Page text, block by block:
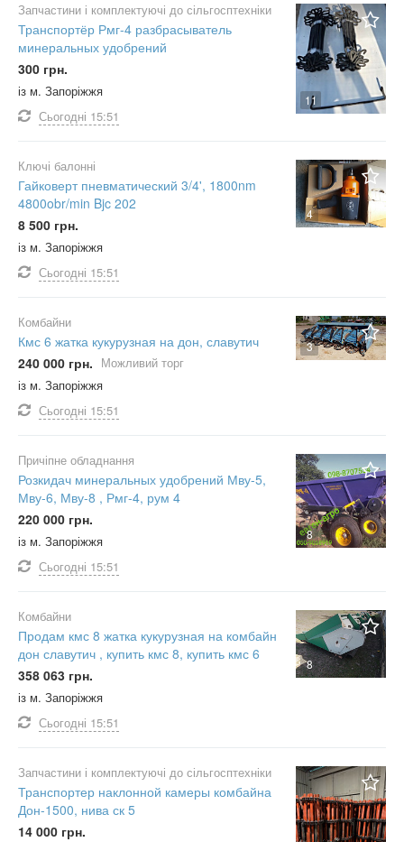
11
Запчастини і комплектуючі до сільгосптехніки
Транспортёр Рмг-4 разбрасыватель
минеральных удобрений
300 грн.
із м. Запоріжжя
Сьогодні 15:51
4
Ключі балонні
Гайковерт пневматический 3/4', 1800nm
4800obr/min Bjc 202
8 500 грн.
із м. Запоріжжя
Сьогодні 15:51
3
Комбайни
Кмс 6 жатка кукурузная на дон, славутич
240 000 грн. Можливий торг
із м. Запоріжжя
Сьогодні 15:51
8
Причіпне обладнання
Розкидач минеральных удобрений Мву-5,
Мву-6, Мву-8 , Рмг-4, рум 4
220 000 грн.
із м. Запоріжжя
Сьогодні 15:51
8
Комбайни
Продам кмс 8 жатка кукурузная на комбайн
дон славутич , купить кмс 8, купить кмс 6
358 063 грн.
із м. Запоріжжя
Сьогодні 15:51
Запчастини і комплектуючі до сільгосптехніки
Транспортер наклонной камеры комбайна
Дон-1500, нива ск 5
14 000 грн.